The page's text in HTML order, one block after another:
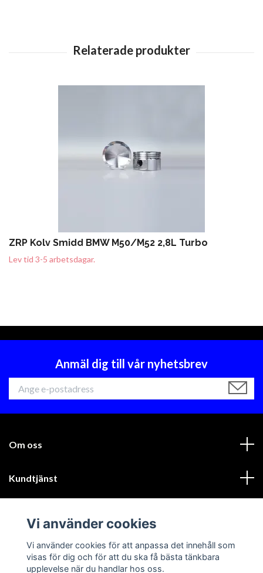
ZRP Kolv Smidd BMW M50/M52 2,8L Turbo
Lev tid 3-5 arbetsdagar.
Anmäl dig till vår nyhetsbrev
Om oss
Kundtjänst
Sociala medier
Vi använder cookies
Vi använder cookies för att anpassa det innehåll som
visas för dig och för att du ska få bästa tänkbara
upplevelse när du handlar hos oss.